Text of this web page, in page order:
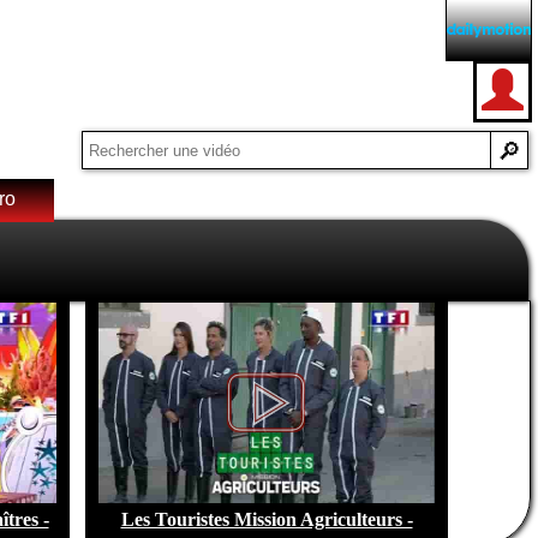
- Les Touristes Mission Agriculteurs -